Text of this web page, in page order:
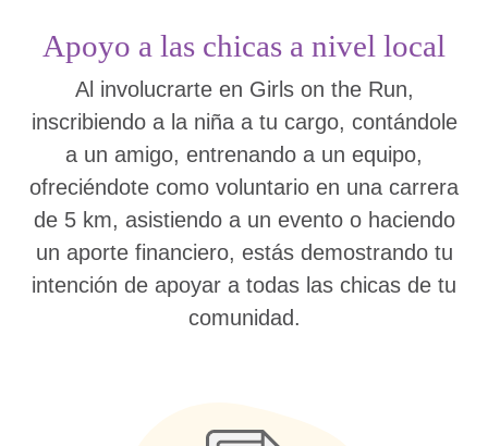
Apoyo a las chicas a nivel local
Al involucrarte en Girls on the Run,
inscribiendo a la niña a tu cargo, contándole
a un amigo, entrenando a un equipo,
ofreciéndote como voluntario en una carrera
de 5 km, asistiendo a un evento o haciendo
un aporte financiero, estás demostrando tu
intención de apoyar a todas las chicas de tu
comunidad.